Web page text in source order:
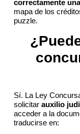
correctamente
mapa de los
puzzle.
Sí. La Ley
solicitar auxilio
acceder a la
traducirse en: